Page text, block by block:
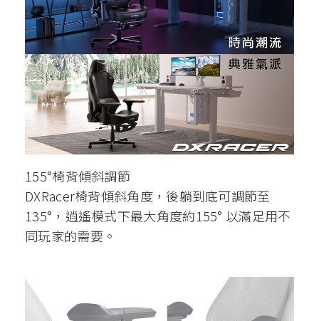
155°椅背傾斜調節
DXRacer椅背傾斜角度，後躺到底可調節至
135°，逍遙模式下最大角度約155° 以滿足用不
同玩家的需要。